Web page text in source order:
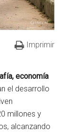
Imprimir
economía
el desarrollo
millones y
alcanzando